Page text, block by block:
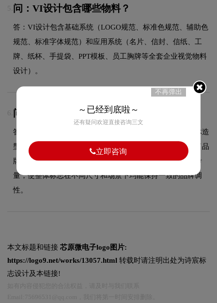
5. 问：VI设计包含哪些物料？
答：VI设计包含基础系统（LOGO规范、标准色规范、辅助色
规范、标准字体规范）和应用系统（名片、信封、信纸、工
牌、纸杯、手提袋、PPT模板、员工胸牌等全套企业视觉物料
设计）。
6. 问：芯原微电子logo使用的是什么字体？
答：芯原微电子品牌标志采用的是稳重粗体字标设计，字体造
型与品牌形象高度契合，在确保良好阅读性的同时，彰显了品
牌的字标设计风格。字体的结构、粗细及间距都经过精心考
量，使整体标志在不同尺寸和场景下均能保持一致的品牌调
性。
本文标题和链接 芯原微电子logo图片:
https://logo9.net/works/13057.html 转载时请注明出处为诗宸标
志设计及本链接!
不再弹出
～已经到底啦～
还有疑问欢迎直接咨询三文
立即咨询